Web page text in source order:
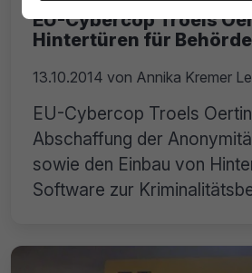
EU-Cybercop Troels
Hintertüren für
13.10.2014 von Annika Kremer
EU-Cybercop Troels
Abschaffung der
sowie den Einbau von
Software zur